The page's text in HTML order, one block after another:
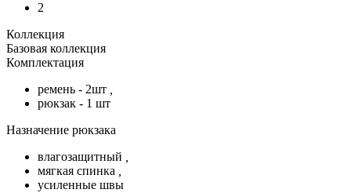
2
Коллекция
Базовая коллекция
Комплектация
ремень - 2шт
рюкзак - 1 шт
Назначение рюкзака
влагозащитный
мягкая спинка
усиленные швы